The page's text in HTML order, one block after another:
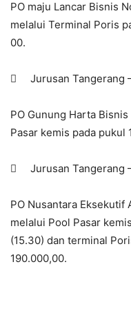
PO maju Lancar Bisnis
melalui Terminal Poris
00.
 Jurusan Tangerang
PO Gunung Harta
Pasar kemis pada pukul
 Jurusan Tangerang –
PO Nusantara Eksekutif
melalui Pool Pasar
(15.30) dan terminal
190.000,00.